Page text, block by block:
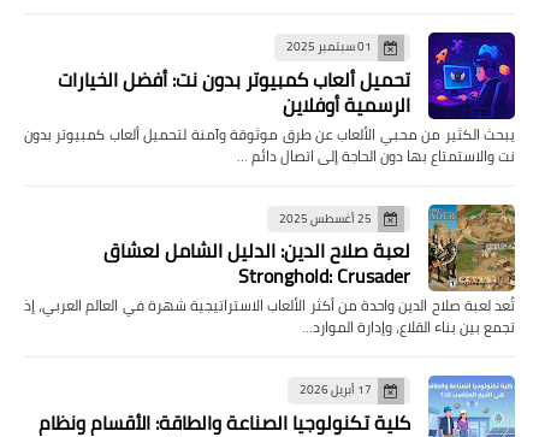
01 سبتمبر 2025
تحميل ألعاب كمبيوتر بدون نت: أفضل الخيارات
الرسمية أوفلاين
يبحث الكثير من محبي الألعاب عن طرق موثوقة وآمنة لتحميل ألعاب كمبيوتر بدون
نت والاستمتاع بها دون الحاجة إلى اتصال دائم …
25 أغسطس 2025
لعبة صلاح الدين: الدليل الشامل لعشاق
Stronghold: Crusader
تُعد لعبة صلاح الدين واحدة من أكثر الألعاب الاستراتيجية شهرة في العالم العربي، إذ
تجمع بين بناء القلاع، وإدارة الموارد…
17 أبريل 2026
كلية تكنولوجيا الصناعة والطاقة: الأقسام ونظام